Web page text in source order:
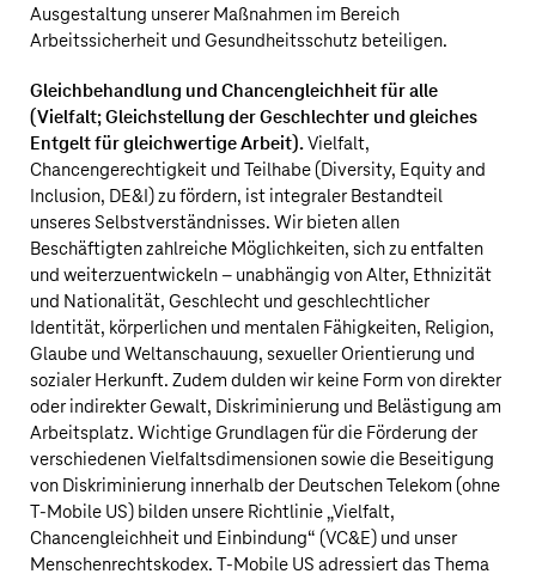
Ausgestaltung unserer Maßnahmen im Bereich
Arbeitssicherheit und Gesundheitsschutz beteiligen.
Gleichbehandlung und Chancengleichheit für alle
(Vielfalt; Gleichstellung der Geschlechter und gleiches
Entgelt für gleichwertige Arbeit).Vielfalt,
Chancengerechtigkeit und Teilhabe (Diversity, Equity and
Inclusion, DE&I) zu fördern, ist integraler Bestandteil
unseres Selbstverständnisses. Wir bieten allen
Beschäftigten zahlreiche Möglichkeiten, sich zu entfalten
und weiterzuentwickeln – unabhängig von Alter, Ethnizität
und Nationalität, Geschlecht und geschlechtlicher
Identität, körperlichen und mentalen Fähigkeiten, Religion,
Glaube und Weltanschauung, sexueller Orientierung und
sozialer Herkunft. Zudem dulden wir keine Form von direkter
oder indirekter Gewalt, Diskriminierung und Belästigung am
Arbeitsplatz. Wichtige Grundlagen für die Förderung der
verschiedenen Vielfaltsdimensionen sowie die Beseitigung
von Diskriminierung innerhalb der Deutschen Telekom (ohne
T‑Mobile US) bilden unsere Richtlinie „Vielfalt,
Chancengleichheit und Einbindung“ (VC&E) und unser
Menschenrechtskodex. T‑Mobile US adressiert das Thema